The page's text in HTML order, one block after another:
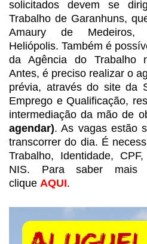
solicitados devem se
Trabalho de Garanhuns,
Amaury de
Heliópolis. Também é
da Agência do Trabalho
Antes, é preciso realizar o
prévia, através do site da
Emprego e Qualificação,
intermediação da mão de
agendar). As vagas estão
transcorrer do dia. É
Trabalho, Identidade,
NIS. Para saber mais
clique AQUI.